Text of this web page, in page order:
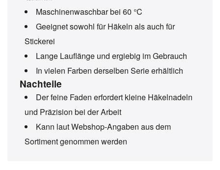
Maschinenwaschbar bei 60 °C
Geeignet sowohl für Häkeln als auch für
Stickerei
Lange Lauflänge und ergiebig im Gebrauch
In vielen Farben derselben Serie erhältlich
Nachteile
Der feine Faden erfordert kleine Häkelnadeln
und Präzision bei der Arbeit
Kann laut Webshop-Angaben aus dem
Sortiment genommen werden